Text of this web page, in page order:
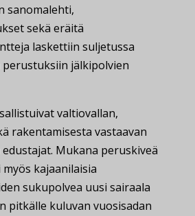
sanomalehti,
sekä eräitä
laskettiin suljetussa
perustuksiin jälkipolvien
valtiovallan,
rakentamisesta vastaavan
Mukana peruskiveä
kajaanilaisia
sukupolvea uusi sairaala
pitkälle kuluvan vuosisadan